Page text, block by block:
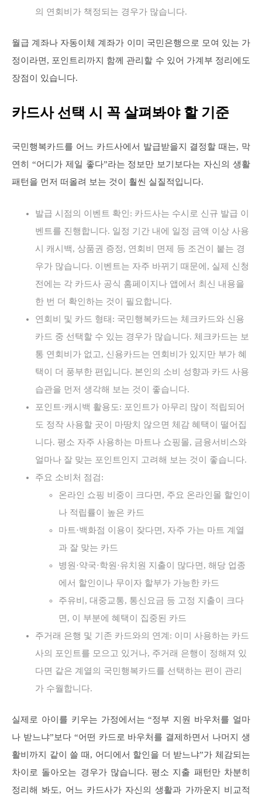
의 연회비가 책정되는 경우가 많습니다.
월급 계좌나 자동이체 계좌가 이미 국민은행으로 모여 있는 가
정이라면, 포인트리까지 함께 관리할 수 있어 가계부 정리에도
장점이 있습니다.
카드사 선택 시 꼭 살펴봐야 할 기준
국민행복카드를 어느 카드사에서 발급받을지 결정할 때는, 막
연히 “어디가 제일 좋다”라는 정보만 보기보다는 자신의 생활
패턴을 먼저 떠올려 보는 것이 훨씬 실질적입니다.
발급 시점의 이벤트 확인: 카드사는 수시로 신규 발급 이
벤트를 진행합니다. 일정 기간 내에 일정 금액 이상 사용
시 캐시백, 상품권 증정, 연회비 면제 등 조건이 붙는 경
우가 많습니다. 이벤트는 자주 바뀌기 때문에, 실제 신청
전에는 각 카드사 공식 홈페이지나 앱에서 최신 내용을
한 번 더 확인하는 것이 필요합니다.
연회비 및 카드 형태: 국민행복카드는 체크카드와 신용
카드 중 선택할 수 있는 경우가 많습니다. 체크카드는 보
통 연회비가 없고, 신용카드는 연회비가 있지만 부가 혜
택이 더 풍부한 편입니다. 본인의 소비 성향과 카드 사용
습관을 먼저 생각해 보는 것이 좋습니다.
포인트·캐시백 활용도: 포인트가 아무리 많이 적립되어
도 정작 사용할 곳이 마땅치 않으면 체감 혜택이 떨어집
니다. 평소 자주 사용하는 마트나 쇼핑몰, 금융서비스와
얼마나 잘 맞는 포인트인지 고려해 보는 것이 좋습니다.
주요 소비처 점검:
온라인 쇼핑 비중이 크다면, 주요 온라인몰 할인이
나 적립률이 높은 카드
마트·백화점 이용이 잦다면, 자주 가는 마트 계열
과 잘 맞는 카드
병원·약국·학원·유치원 지출이 많다면, 해당 업종
에서 할인이나 무이자 할부가 가능한 카드
주유비, 대중교통, 통신요금 등 고정 지출이 크다
면, 이 부분에 혜택이 집중된 카드
주거래 은행 및 기존 카드와의 연계: 이미 사용하는 카드
사의 포인트를 모으고 있거나, 주거래 은행이 정해져 있
다면 같은 계열의 국민행복카드를 선택하는 편이 관리
가 수월합니다.
실제로 아이를 키우는 가정에서는 “정부 지원 바우처를 얼마
나 받느냐”보다 “어떤 카드로 바우처를 결제하면서 나머지 생
활비까지 같이 쓸 때, 어디에서 할인을 더 받느냐”가 체감되는
차이로 돌아오는 경우가 많습니다. 평소 지출 패턴만 차분히
정리해 봐도, 어느 카드사가 자신의 생활과 가까운지 비교적